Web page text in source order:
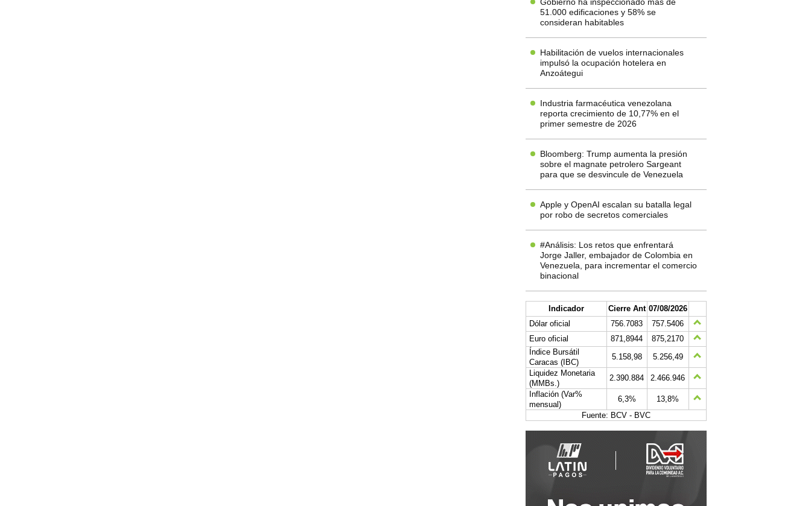
51.000 edificaciones y 58% se
consideran habitables
Habilitación de vuelos internacionales
impulsó la ocupación hotelera en
Anzoátegui
Industria farmacéutica venezolana
reporta crecimiento de 10,77% en el
primer semestre de 2026
Bloomberg: Trump aumenta la presión
sobre el magnate petrolero Sargeant
para que se desvincule de Venezuela
Apple y OpenAI escalan su batalla legal
por robo de secretos comerciales
#Análisis: Los retos que enfrentará
Jorge Jaller, embajador de Colombia en
Venezuela, para incrementar el comercio
binacional
Indicador Cierre Ant 07/08/2026
Dólar oficial
756.7083
757.5406
Euro oficial
871,8944
875,2170
Índice Bursátil
Caracas (IBC)
5.158,98
5.256,49
Liquidez Monetaria
(MMBs.)
2.390.884
2.466.946
Inflación (Var%
mensual)
6,3%
13,8%
Fuente: BCV - BVC